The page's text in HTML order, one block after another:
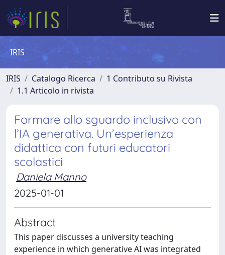
IRIS
IRIS Catalogo Ricerca
1 Contributo su Rivista
1.1 Articolo in rivista
Formare allo sguardo inclusivo con
l’IA generativa. Un’esperienza
didattica con futuri educatori
scolastici
Daniela Manno
2025-01-01
Abstract
This paper discusses a university teaching
experience in which generative AI was integrated